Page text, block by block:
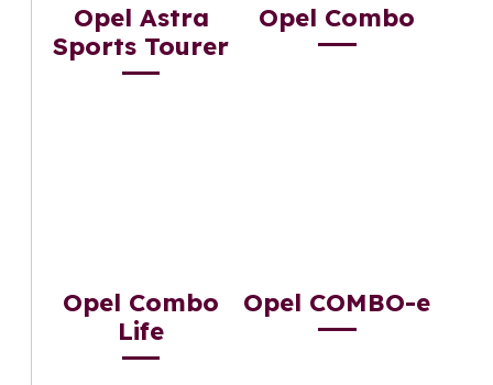
Opel Astra
Sports Tourer
Opel Combo
Opel Combo
Life
Opel COMBO-e